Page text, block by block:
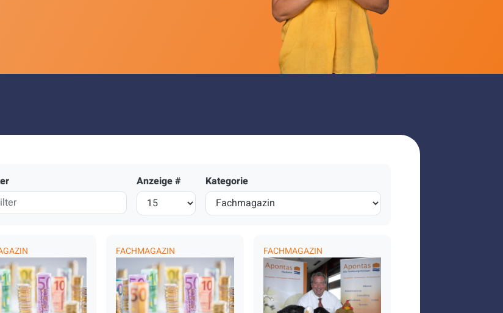
Anzeige # Kategorie
FACHMAGAZIN FACHMAGAZIN